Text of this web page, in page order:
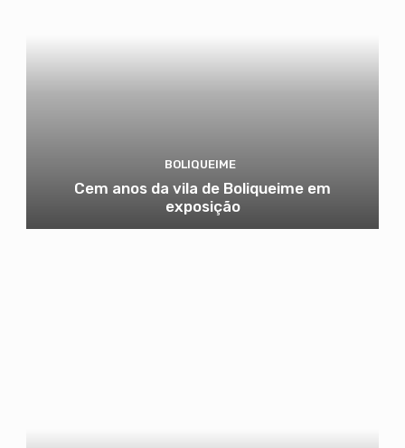
BOLIQUEIME
Cem anos da vila de Boliqueime em
exposição